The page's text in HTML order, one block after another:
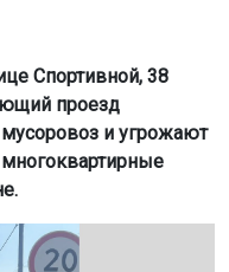
Спортивной, 38
проезд
и угрожают